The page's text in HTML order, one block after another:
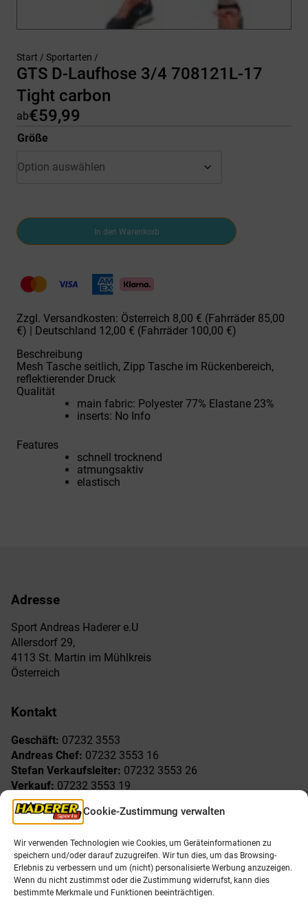
Cookie-Zustimmung verwalten
Wir verwenden Technologien wie Cookies, um Geräteinformationen zu
speichern und/oder darauf zuzugreifen. Wir tun dies, um das Browsing-
Erlebnis zu verbessern und um (nicht) personalisierte Werbung anzuzeigen.
Wenn du nicht zustimmst oder die Zustimmung widerrufst, kann dies
bestimmte Merkmale und Funktionen beeinträchtigen.
Start / Sportarten /
GTS D-Laufhose 3/4 708121L-17
Tight carbon
ab€59,99
Größe
GTS
D-
Laufhose
17
Tight
Menge
In den Warenkorb
Zzgl. Versandkosten: Österreich 8,00 € (Fahrräder 85,00
€) | Deutschland 12,00 € (Fahrräder 100,00 €)
Beschreibung
Mesh Tasche seitlich, Zipp Tasche im Rückenbereich,
reflektierender Druck
Qualität
main fabric: Polyester 77% Elastane 23%
inserts: No Info
Features
schnell trocknend
atmungsaktiv
elastisch
Adresse
Sport Andreas Haderer e.U
Allersdorf 29,
4113 St. Martin im Mühlkreis
Österreich
Kontakt
Geschäft: 07232 3553
Andreas Chef: 07232 3553 16
Stefan Verkaufsleiter: 07232 3553 26
Verkauf: 07232 3553 19
Reklamationen:
Freude am Sport
AGB
Impressum
Datenschutzerklärung
Allgemeines
Öffnungszeiten
Unser Team